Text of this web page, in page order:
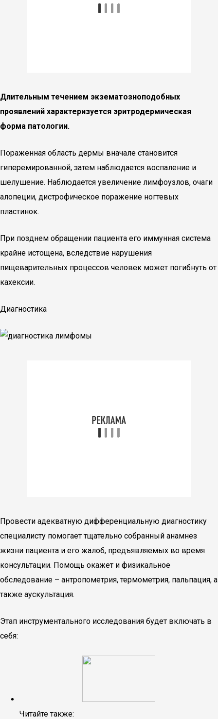
Длительным течением экзематозноподобных
проявлений характеризуется эритродермическая
форма патологии.
Пораженная область дермы вначале становится
гиперемированной, затем наблюдается воспаление и
шелушение. Наблюдается увеличение лимфоузлов, очаги
алопеции, дистрофическое поражение ногтевых
пластинок.
При позднем обращении пациента его иммунная система
крайне истощена, вследствие нарушения
пищеварительных процессов человек может погибнуть от
кахексии.
Диагностика
Провести адекватную дифференциальную диагностику
специалисту помогает тщательно собранный анамнез
жизни пациента и его жалоб, предъявляемых во время
консультации. Помощь окажет и физикальное
обследование – антропометрия, термометрия, пальпация, а
также аускультация.
Этап инструментального исследования будет включать в
себя:
Читайте также: